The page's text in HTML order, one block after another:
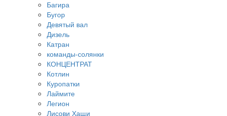
Багира
Бугор
Девятый вал
Дизель
Катран
команды-солянки
КОНЦЕНТРАТ
Котлин
Куропатки
Лаймите
Легион
Лисови Хащи